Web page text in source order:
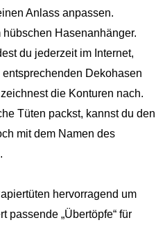
Anlass anpassen.
hübschen Hasenanhänger.
du jederzeit im Internet,
Dekohasen
die Konturen nach.
Tüten packst, kannst du den
mit dem Namen des
hervorragend um
passende „Übertöpfe“ für